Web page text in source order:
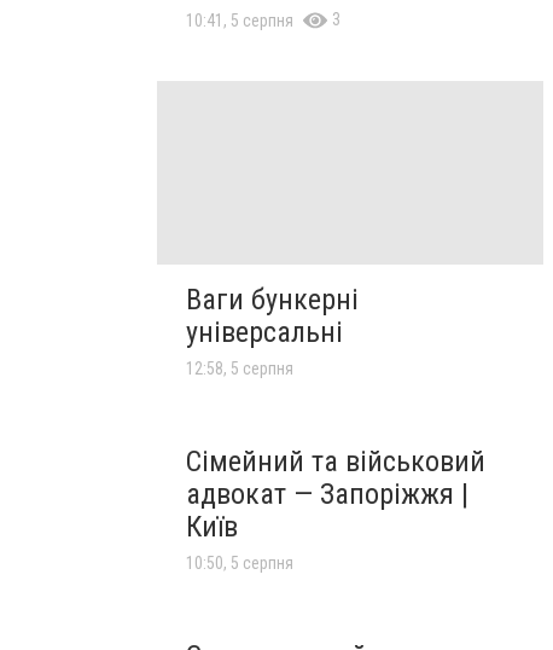
10:41, 5 серпня 3
Ваги бункерні
універсальні
12:58, 5 серпня
Сімейний та військовий
адвокат — Запоріжжя |
Київ
10:50, 5 серпня